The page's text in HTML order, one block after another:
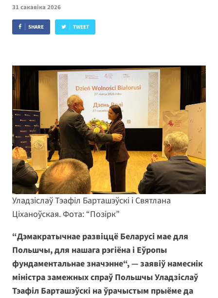
31 сакавіка 2026
SHARE TWEET
Уладзіслаў Тэафіл Барташэўскі і Святлана
Ціханоўская. Фота: “Позірк”
“Дэмакратычнае развіццё Беларусі мае для
Польшчы, для нашага рэгіёна і Еўропы
фундаментальнае значэнне“, — заявіў намеснік
міністра замежных спраў Польшчы Уладзіслаў
Тэафіл Барташэўскі на ўрачыстым прыёме да